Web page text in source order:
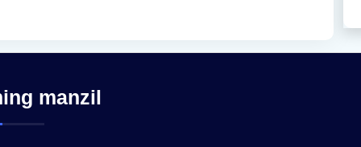
manzil